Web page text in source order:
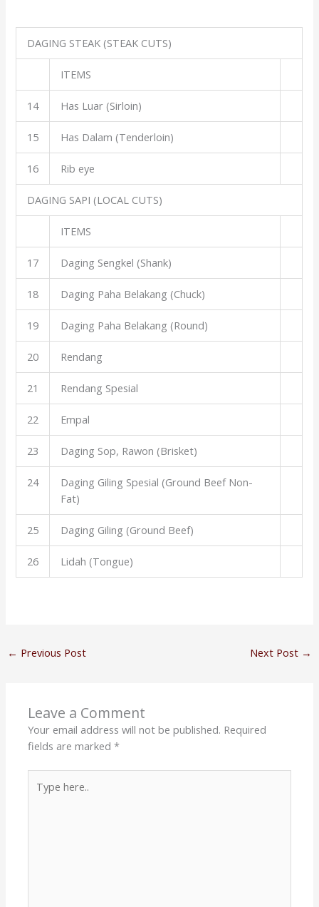
DAGING STEAK (STEAK CUTS)
ITEMS
14 Has Luar (Sirloin)
15 Has Dalam (Tenderloin)
16 Rib eye
DAGING SAPI (LOCAL CUTS)
ITEMS
17 Daging Sengkel (Shank)
18 Daging Paha Belakang (Chuck)
19 Daging Paha Belakang (Round)
20 Rendang
21 Rendang Spesial
22 Empal
23 Daging Sop, Rawon (Brisket)
24
Daging Giling Spesial (Ground Beef Non-
Fat)
25 Daging Giling (Ground Beef)
26 Lidah (Tongue)
← Previous Post Next Post →
Leave a Comment
Your email address will not be published. Required
fields are marked*
here..